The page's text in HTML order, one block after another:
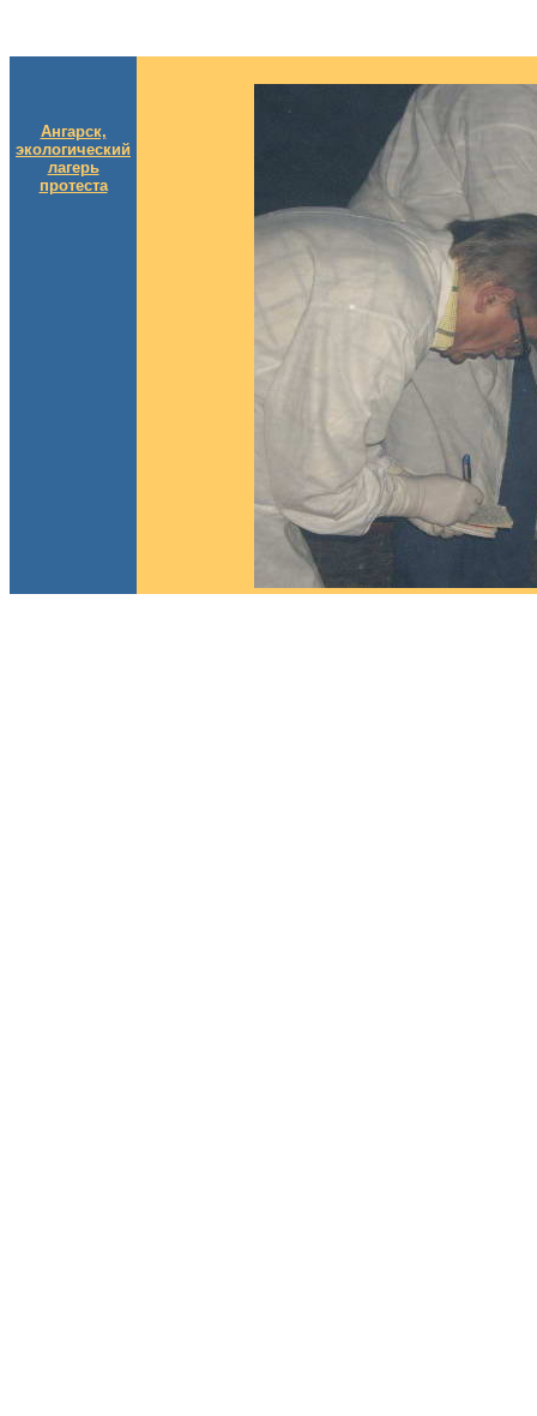
Ангарск,
экологический
лагерь
протеста